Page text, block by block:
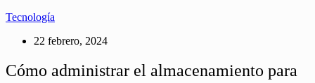
Tecnología
22 febrero, 2024
Cómo administrar el almacenamiento para